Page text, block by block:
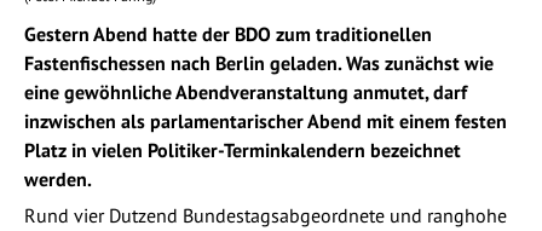
Gestern Abend hatte der BDO zum traditionellen
Fastenfischessen nach Berlin geladen. Was zunächst wie
eine gewöhnliche Abendveranstaltung anmutet, darf
inzwischen als parlamentarischer Abend mit einem festen
Platz in vielen Politiker-Terminkalendern bezeichnet
werden.
Rund vier Dutzend Bundestagsabgeordnete und ranghohe